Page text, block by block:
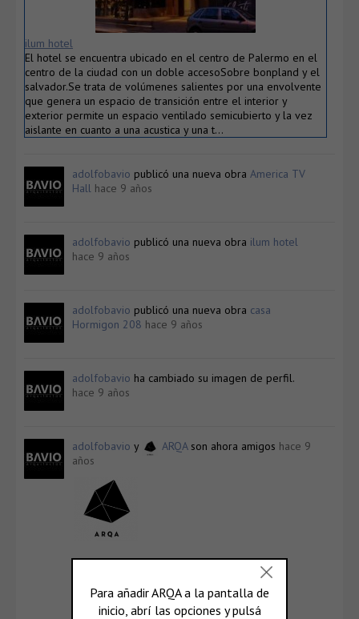
ilum hotel
El hotel se encuentra ubicado en el centro de Palermo en el
centro de la ciudad con un doble accesoSobre bonpland y el
salvador.Se trata de volúmenes salientes por una envolvente
que genera un espacio de transición entre el interior y
exterior permite un espacio ventilado semicubierto y la vez
aislante en cuanto a una acustica y una t…
adolfobavio publicó una nueva obra America TV
Hall hace 9 años
adolfobavio publicó una nueva obra ilum hotel
hace 9 años
adolfobavio publicó una nueva obra casa
Hormigon 208 hace 9 años
adolfobavio ha cambiado su imagen de perfil.
hace 9 años
adolfobavio y ARQAson ahora amigos hace 9
años
ARQA
Ver Perfil